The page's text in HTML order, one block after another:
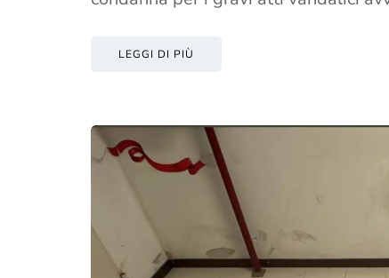
LEGGI DI PIÙ